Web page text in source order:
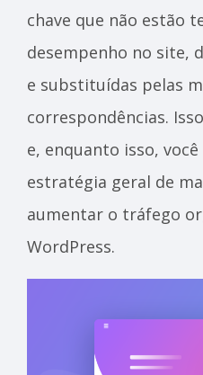
chave que não estão
desempenho no site,
e substituídas pelas
correspondências.
e, enquanto isso,
estratégia geral de
aumentar o tráfego
WordPress.